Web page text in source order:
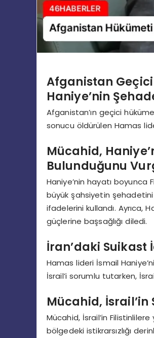
Afganistan
Haniye’nin
Afganistan’ın geçici
sonucu öldürülen Hamas
Mücahid,
Bulunduğunu
Haniye’nin hayatı boyunca
büyük şahsiyetin şehadetini
ifadelerini kullandı. Ayrıca,
güçlerine başsağlığı diledi.
İran’daki Suikast
Hamas lideri İsmail
İsrail’i sorumlu tutarken,
Mücahid, İsrail’in
Mücahid, İsrail’in Filistinlilere
bölgedeki istikrarsızlığı